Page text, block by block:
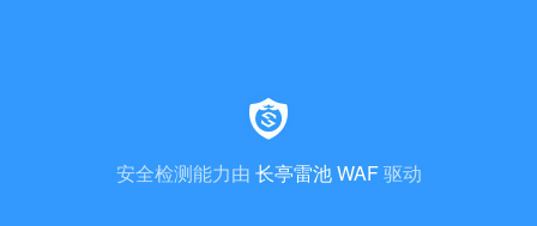
安全检测能力由 长亭雷池 WAF驱动